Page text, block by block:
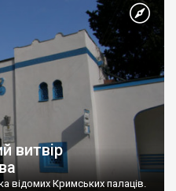
витвір
відомих Кримських палаців.